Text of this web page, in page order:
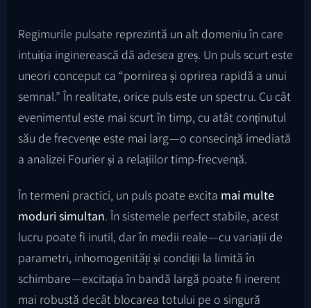
Regimurile pulsate reprezintă un alt domeniu în care
intuiția inginerească dă adesea greș. Un puls scurt este
uneori conceput ca “pornirea și oprirea rapidă a unui
semnal.” În realitate, orice puls este un spectru. Cu cât
evenimentul este mai scurt în timp, cu atât conținutul
său de frecvențe este mai larg — o consecință imediată
a analizei Fourier și a relațiilor timp-frecvență.
În termeni practici, un puls poate excita mai multe
moduri simultan. În sistemele perfect stabile, acest
lucru poate fi inutil, dar în medii reale — cu variații de
parametri, inhomogenități și condiții la limită în
schimbare — excitația în bandă largă poate fi inerent
mai robustă decât blocarea totului pe o singură